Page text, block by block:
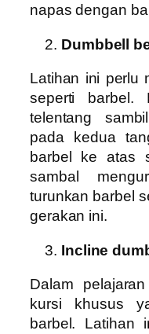
napas dengan
Dumbbell
Latihan ini perlu
seperti barbel.
telentang
pada kedua
barbel ke atas
sambal
turunkan barbel
gerakan ini.
Incline
Dalam
kursi khusus
barbel. Latihan